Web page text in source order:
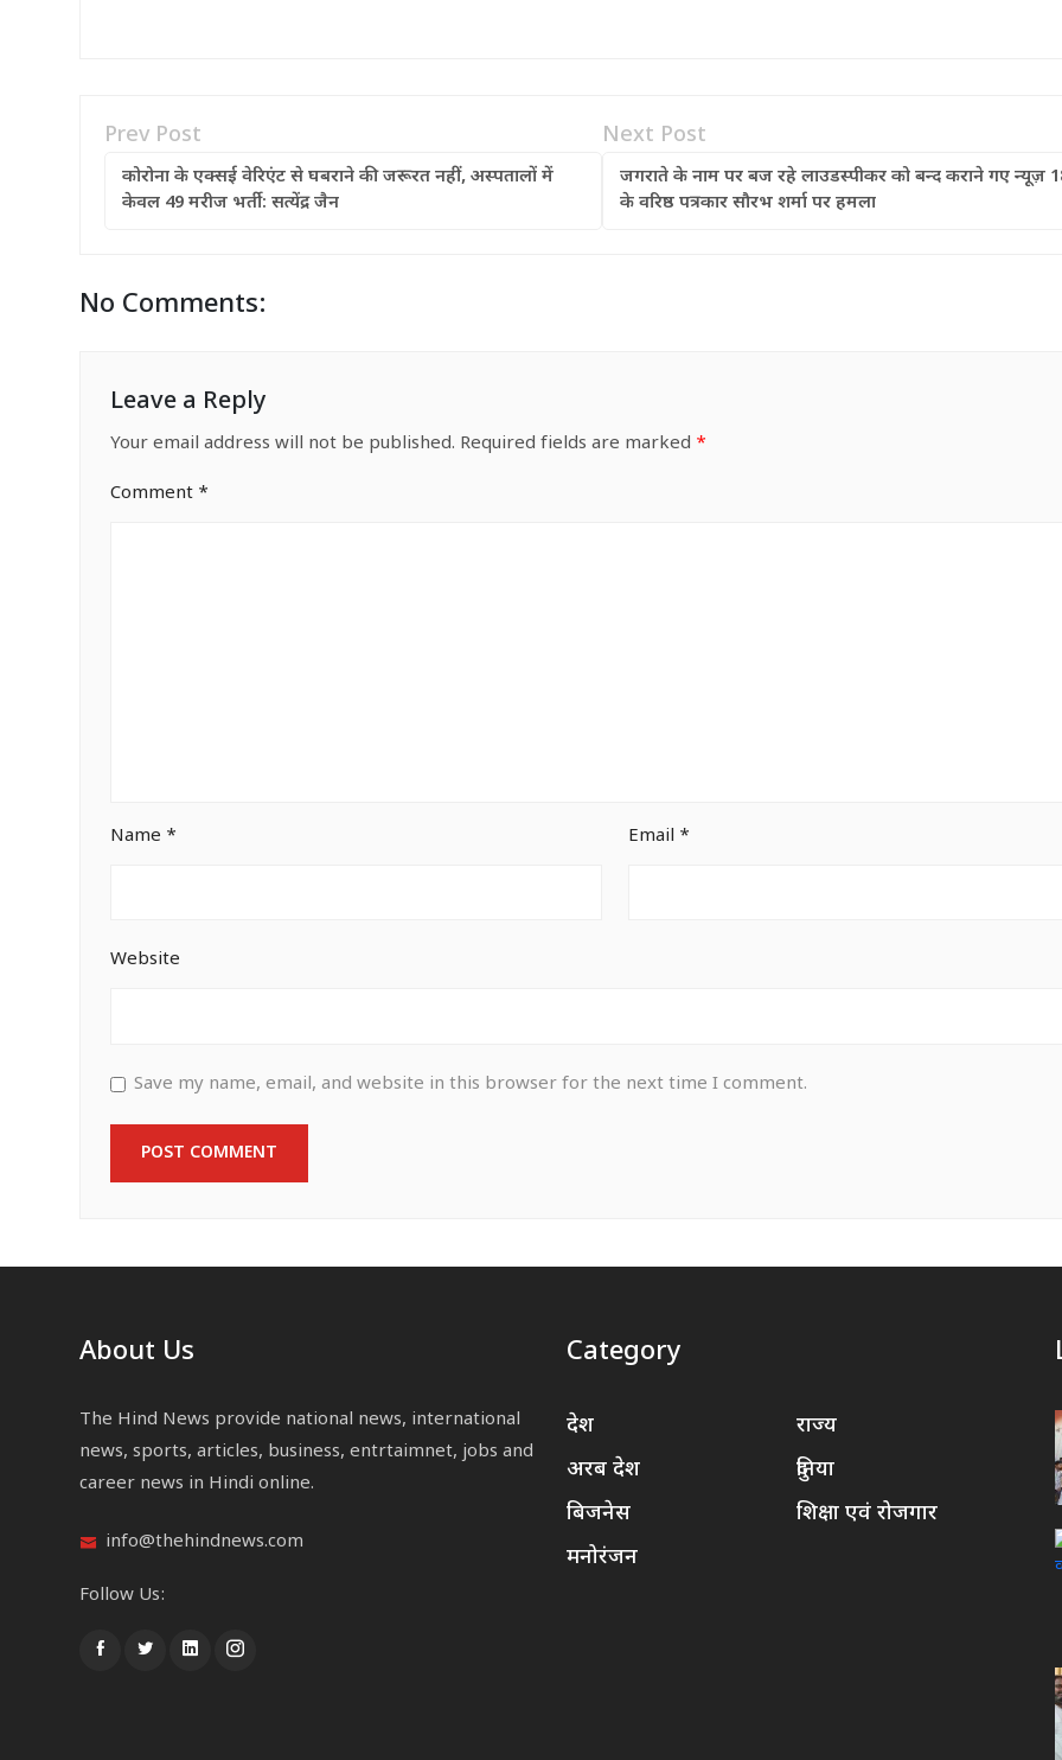
Prev Post
कोरोना के एक्सई वेरिएंट से घबराने की जरूरत नहीं, अस्पतालों में
केवल 49 मरीज भर्ती: सत्येंद्र जैन
Next Post
जगराते के नाम पर बज रहे लाउडस्पीकर को बन्द कराने गए न्यूज़
के वरिष्ठ पत्रकार सौरभ शर्मा पर हमला
No Comments:
Leave a Reply
Your email address will not be published. Required fields are marked *
Comment *
Name * Email *
Website
Save my name, email, and website in this browser for the next time I comment.
About Us
The Hind News provide national news, international
news, sports, articles, business, entrtaimnet, jobs and
career news in Hindi online.
info@thehindnews.com
Follow Us:
Category
देश
राज्य
अरब देश
दुनिया
बिजनेस
शिक्षा एवं रोजगार
मनोरंजन